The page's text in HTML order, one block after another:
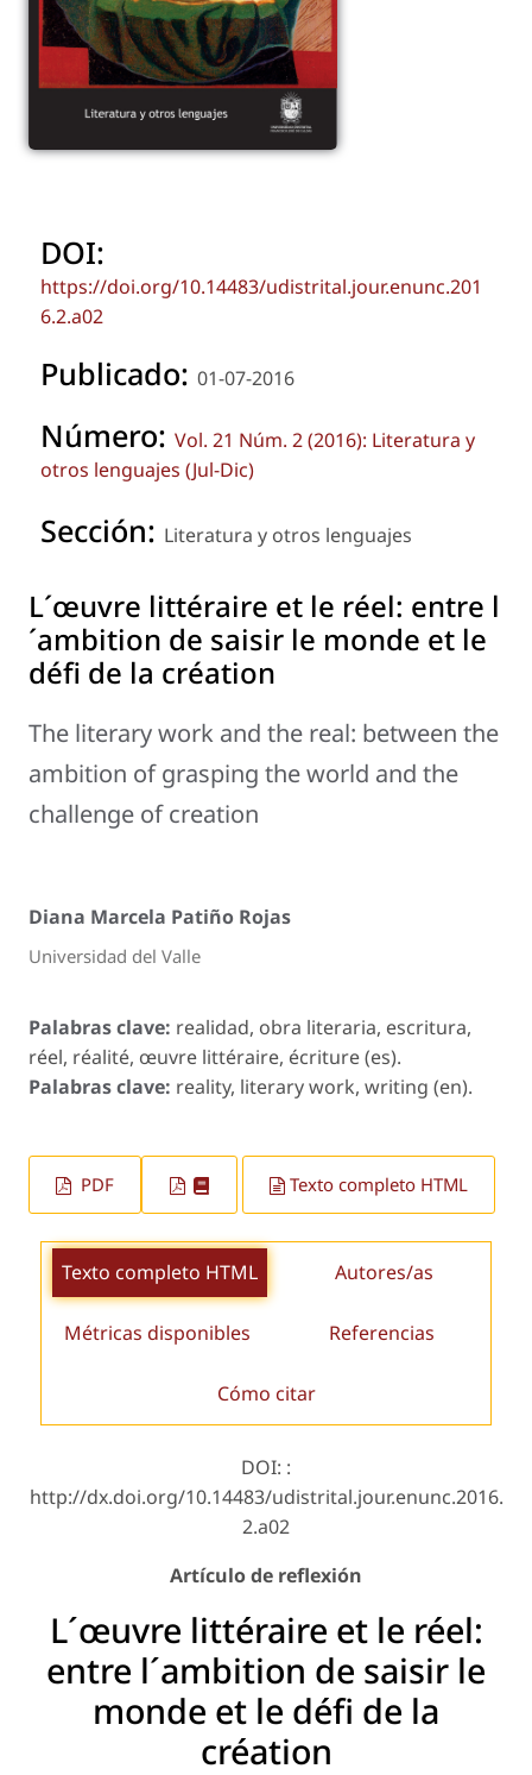
DOI:
https://doi.org/10.14483/udistrital.jour.enunc.201
6.2.a02
Publicado: 01-07-2016
Número: Vol. 21 Núm. 2 (2016): Literatura y
otros lenguajes (Jul-Dic)
Sección: Literatura y otros lenguajes
L´œuvre littéraire et le réel: entre l
´ambition de saisir le monde et le
défi de la création
The literary work and the real: between the
ambition of grasping the world and the
challenge of creation
Diana Marcela Patiño Rojas
Universidad del Valle
Palabras clave: realidad, obra literaria, escritura,
réel, réalité, œuvre littéraire, écriture (es).
Palabras clave: reality, literary work, writing (en).
PDF Texto completo HTML
Texto completo HTML Autores/as
Métricas disponibles Referencias
Cómo citar
DOI: :
http://dx.doi.org/10.14483/udistrital.jour.enunc.2016.
2.a02
Artículo de reflexión
L´œuvre littéraire et le réel:
entre l´ambition de saisir le
monde et le défi de la
création